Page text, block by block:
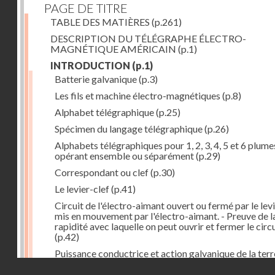
PAGE DE TITRE
TABLE DES MATIÈRES (p.261)
DESCRIPTION DU TÉLÉGRAPHE ÉLECTRO-
MAGNÉTIQUE AMÉRICAIN (p.1)
INTRODUCTION (p.1)
Batterie galvanique(p.3)
Les fils et machine électro-magnétiques (p.8)
Alphabet télégraphique(p.25)
Spécimen du langage télégraphique(p.26)
Alphabets télégraphiques pour 1, 2, 3, 4, 5 et 6
opérant ensemble ou séparément(p.29)
Correspondant ou clef(p.30)
Le levier-clef(p.41)
Circuit de l'électro-aimant ouvert ou fermé par le
mis en mouvement par l'électro-aimant. - Preuve de
rapidité avec laquelle on peut ouvrir et fermer le
(p.42)
Puissance conductrice et action galvanique de la